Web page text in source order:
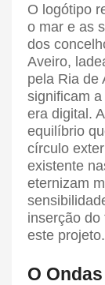
O logótipo
o mar e as
dos
Aveiro,
pela Ria de
significam
era digital.
equilíbrio
círculo
existente
eternizam
inserção do
este projeto.
O